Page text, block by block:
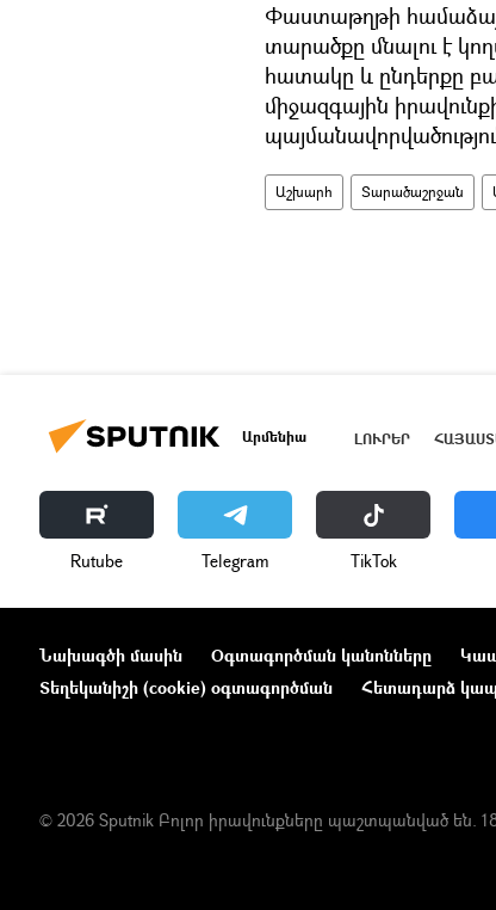
Փաստաթղթի
տարածքը մնալու է
հատակը և ընդերքը
միջազգային
Աշխարհ Տարածաշրջան
Արմենիա ԼՈՒՐԵՐ
Rutube Telegram ТikТоk
Նախագծի մասին Օգտագործման կանոնները
Տեղեկանիշի (cookie) օգտագործման
Հետադարձ կապ
© 2026 Sputnik Բոլոր իրավունքները պաշտպանված են.